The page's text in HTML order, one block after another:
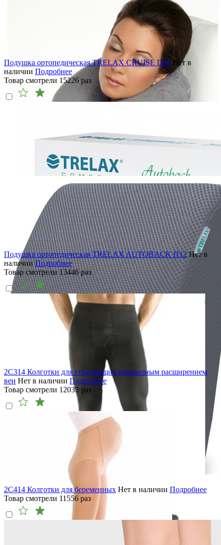
Подушка ортопедическая TRELAX CRUISE П36 Нет в
наличии Подробнее
Товар смотрели 15226 раз
Подушка ортопедическая TRELAX AUTOBACK П12 Нет в
наличии Подробнее
Товар смотрели13446раз
2C314 Колготки для страдающих варикозным расширением
вен Нет в наличии Подробнее
Товар смотрели 12035 раз
2C414 Колготки для беременных Нет в наличии Подробнее
Товар смотрели 11556 раз